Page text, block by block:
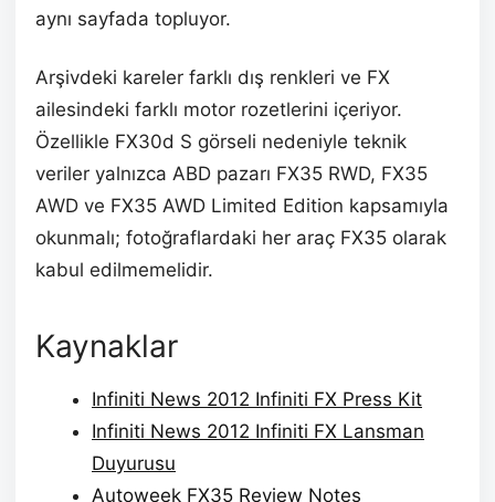
aynı sayfada topluyor.
Arşivdeki kareler farklı dış renkleri ve FX
ailesindeki farklı motor rozetlerini içeriyor.
Özellikle FX30d S görseli nedeniyle teknik
veriler yalnızca ABD pazarı FX35 RWD, FX35
AWD ve FX35 AWD Limited Edition kapsamıyla
okunmalı; fotoğraflardaki her araç FX35 olarak
kabul edilmemelidir.
Kaynaklar
Infiniti News 2012 Infiniti FX Press Kit
Infiniti News 2012 Infiniti FX Lansman
Duyurusu
Autoweek FX35 Review Notes